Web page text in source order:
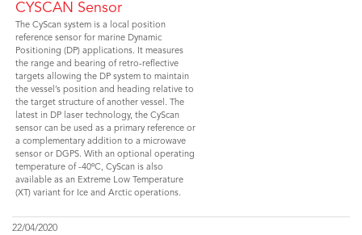
CYSCAN Sensor
The CyScan system is a local position
reference sensor for marine Dynamic
Positioning (DP) applications. It measures
the range and bearing of retro-reflective
targets allowing the DP system to maintain
the vessel’s position and heading relative to
the target structure of another vessel. The
latest in DP laser technology, the CyScan
sensor can be used as a primary reference or
a complementary addition to a microwave
sensor or DGPS. With an optional operating
temperature of -40ºC, CyScan is also
available as an Extreme Low Temperature
(XT) variant for Ice and Arctic operations.
22/04/2020